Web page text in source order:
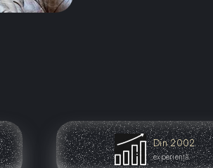
Din 2002
experiență